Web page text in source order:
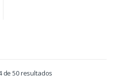
de 50 resultados